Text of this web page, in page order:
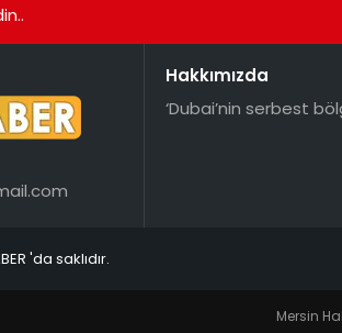
Hakkımızda
‘Dubai’nin serbest
'da saklıdır.
Mersin